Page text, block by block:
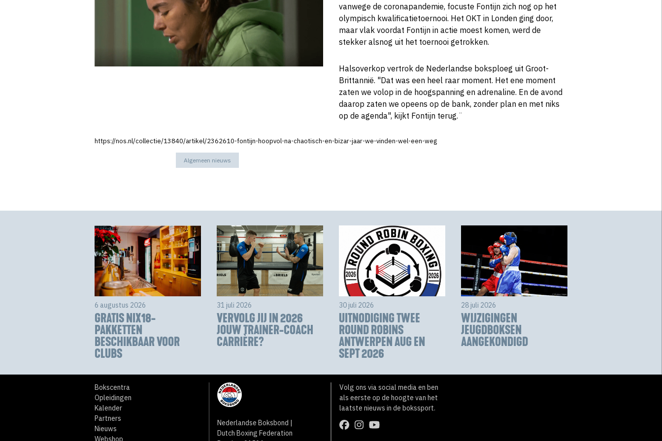
vanwege de coronapandemie, focuste Fontijn zich nog op het
olympisch kwalificatietoernooi. Het OKT in Londen ging door,
maar vlak voordat Fontijn in actie moest komen, werd de
stekker alsnog uit het toernooi getrokken.
Halsoverkop vertrok de Nederlandse boksploeg uit Groot-
Brittannië. "Dat was een heel raar moment. Het ene moment
zaten we volop in de hoogspanning en adrenaline. En de avond
daarop zaten we opeens op de bank, zonder plan en met niks
op de agenda", kijkt Fontijn terug.¨
https://nos.nl/collectie/13840/artikel/2362610-fontijn-hoopvol-na-chaotisch-en-bizar-jaar-we-vinden-wel-een-weg
Algemeen nieuws
6 augustus 2026
GRATIS NIX18-
PAKKETTEN
BESCHIKBAAR VOOR
CLUBS
31 juli 2026
VERVOLG JIJ IN 2026
JOUW TRAINER-COACH
CARRIÈRE?
30 juli 2026
UITNODIGING TWEE
ROUND ROBINS
ANTWERPEN AUG EN
SEPT 2026
28 juli 2026
WIJZIGINGEN
JEUGDBOKSEN
AANGEKONDIGD
Bokscentra
Opleidingen
Kalender
Partners
Nieuws
Webshop
Nederlandse Boksbond |
Dutch Boxing Federation
Volg ons via social media en ben
als eerste op de hoogte van het
laatste nieuws in de bokssport.